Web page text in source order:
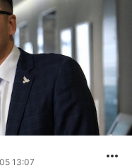
13:07